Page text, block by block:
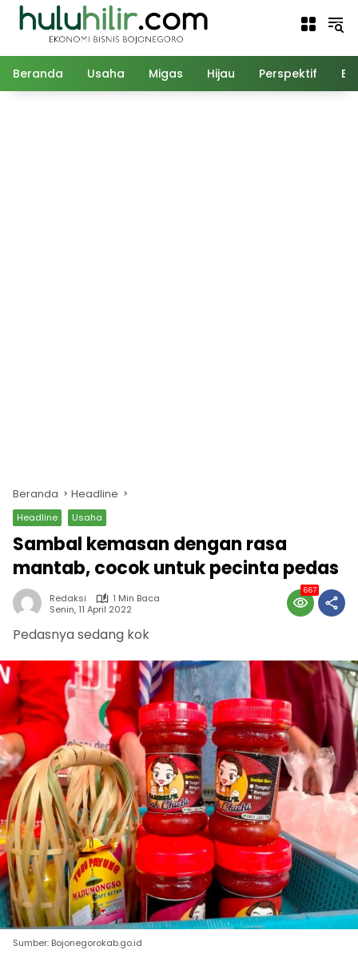
Langsung
Beranda Usaha Migas Hijau Perspektif
Beranda Headline
Headline Usaha
Sambal kemasan dengan rasa
mantab, cocok untuk pecinta pedas
Redaksi
1 Min Baca
Senin, 11 April 2022
667
Pedasnya sedang kok
Sumber: Bojonegorokab.go.id